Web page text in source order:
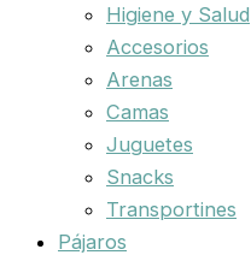
Higiene y Salud
Accesorios
Arenas
Camas
Juguetes
Snacks
Transportines
Pájaros